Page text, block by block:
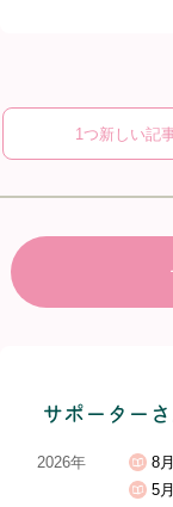
1つ新しい記
サポーター
2026年 8
5